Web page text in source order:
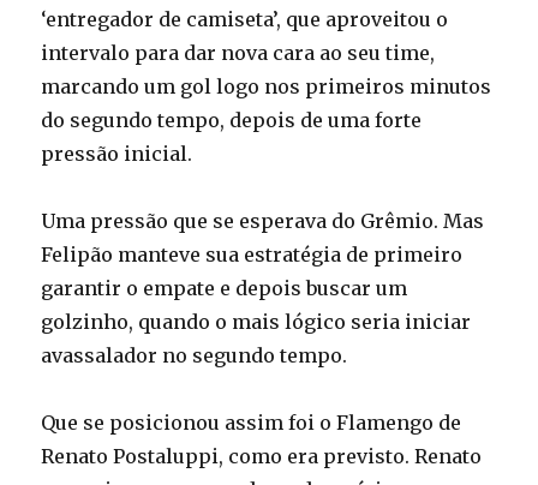
‘entregador de camiseta’, que aproveitou o
intervalo para dar nova cara ao seu time,
marcando um gol logo nos primeiros minutos
do segundo tempo, depois de uma forte
pressão inicial.
Uma pressão que se esperava do Grêmio. Mas
Felipão manteve sua estratégia de primeiro
garantir o empate e depois buscar um
golzinho, quando o mais lógico seria iniciar
avassalador no segundo tempo.
Que se posicionou assim foi o Flamengo de
Renato Postaluppi, como era previsto. Renato